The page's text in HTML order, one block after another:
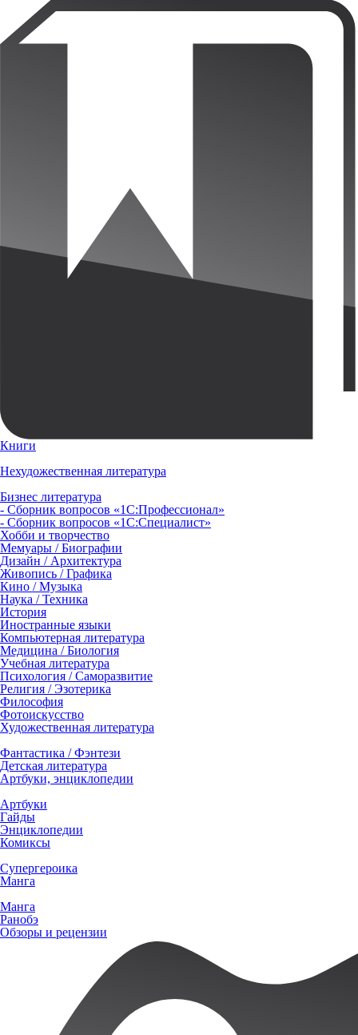
Книги
Нехудожественная литература
Бизнес литература
- Сборник вопросов «1С:Профессионал»
- Сборник вопросов «1С:Специалист»
Хобби и творчество
Мемуары / Биографии
Дизайн / Архитектура
Живопись / Графика
Кино / Музыка
Наука / Техника
История
Иностранные языки
Компьютерная литература
Медицина / Биология
Учебная литература
Психология / Саморазвитие
Религия / Эзотерика
Философия
Фотоискусство
Художественная литература
Фантастика / Фэнтези
Детская литература
Артбуки, энциклопедии
Артбуки
Гайды
Энциклопедии
Комиксы
Супергероика
Манга
Манга
Ранобэ
Обзоры и рецензии